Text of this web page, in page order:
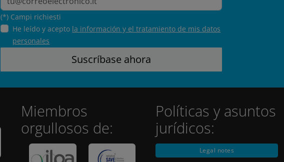
(*) Campi richiesti
He leído y acepto la información y el tratamiento de mis datos
personales
Miembros
orgullosos de:
Políticas y asuntos
jurídicos:
Legal notes